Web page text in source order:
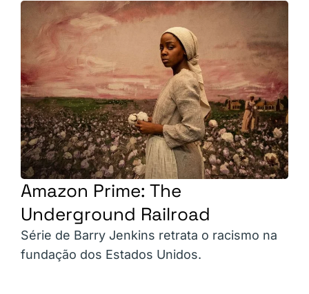
Amazon Prime: The
Underground Railroad
Série de Barry Jenkins retrata o racismo na
fundação dos Estados Unidos.